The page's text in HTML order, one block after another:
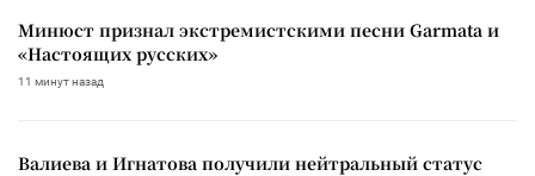
Минюст признал экстремистскими песни Garmata и
«Настоящих русских»
11 минут назад
Валиева и Игнатова получили нейтральный статус